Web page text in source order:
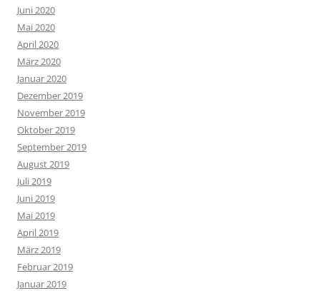
Juni 2020
Mai 2020
April 2020
März 2020
Januar 2020
Dezember 2019
November 2019
Oktober 2019
September 2019
August 2019
Juli 2019
Juni 2019
Mai 2019
April 2019
März 2019
Februar 2019
Januar 2019